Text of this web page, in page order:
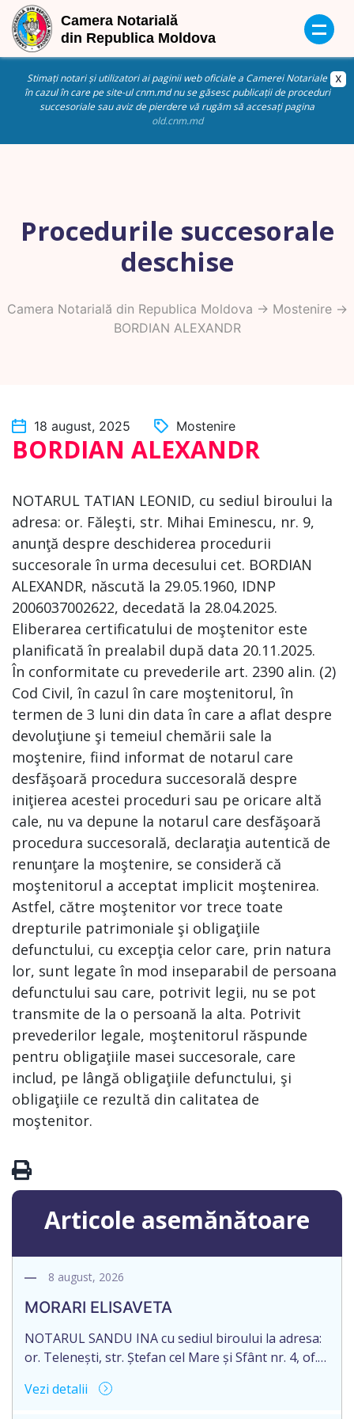
Stimați notari și utilizatori ai paginii web oficiale a Camerei Notariale
în cazul în care pe site-ul cnm.md nu se găsesc publicații de proceduri
succesoriale sau aviz de pierdere vă rugăm să accesați pagina
old.cnm.md
Procedurile succesorale
deschise
Camera Notarială din Republica Moldova -> Mostenire->
BORDIAN ALEXANDR
18 august, 2025 Mostenire
BORDIAN ALEXANDR
NOTARUL TATIAN LEONID, cu sediul biroului la
adresa: or. Făleşti, str. Mihai Eminescu, nr. 9,
anunţă despre deschiderea procedurii
succesorale în urma decesului cet. BORDIAN
ALEXANDR, născută la 29.05.1960, IDNP
2006037002622, decedată la 28.04.2025.
Eliberarea certificatului de moştenitor este
planificată în prealabil după data 20.11.2025.
În conformitate cu prevederile art. 2390 alin. (2)
Cod Civil, în cazul în care moştenitorul, în
termen de 3 luni din data în care a aflat despre
devoluţiune şi temeiul chemării sale la
moştenire, fiind informat de notarul care
desfăşoară procedura succesorală despre
iniţierea acestei proceduri sau pe oricare altă
cale, nu va depune la notarul care desfăşoară
procedura succesorală, declaraţia autentică de
renunţare la moştenire, se consideră că
moştenitorul a acceptat implicit moştenirea.
Astfel, către moştenitor vor trece toate
drepturile patrimoniale şi obligaţiile
defunctului, cu excepţia celor care, prin natura
lor, sunt legate în mod inseparabil de persoana
defunctului sau care, potrivit legii, nu se pot
transmite de la o persoană la alta. Potrivit
prevederilor legale, moştenitorul răspunde
pentru obligaţiile masei succesorale, care
includ, pe lângă obligaţiile defunctului, şi
obligaţiile ce rezultă din calitatea de
moştenitor.
Articole asemănătoare
8 august, 2026
MORARI ELISAVETA
NOTARUL SANDU INA cu sediul biroului la adresa:
or. Telenești, str. Ștefan cel Mare și Sfânt nr. 4, of.
succesorale în urma decesului cet. MORARI
Vezi detalii